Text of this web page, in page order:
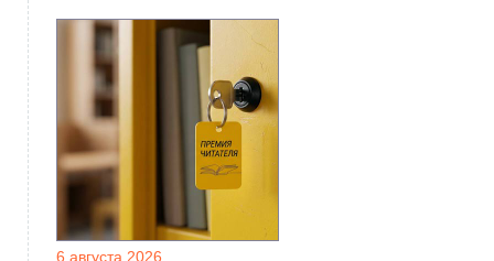
6 августа 2026